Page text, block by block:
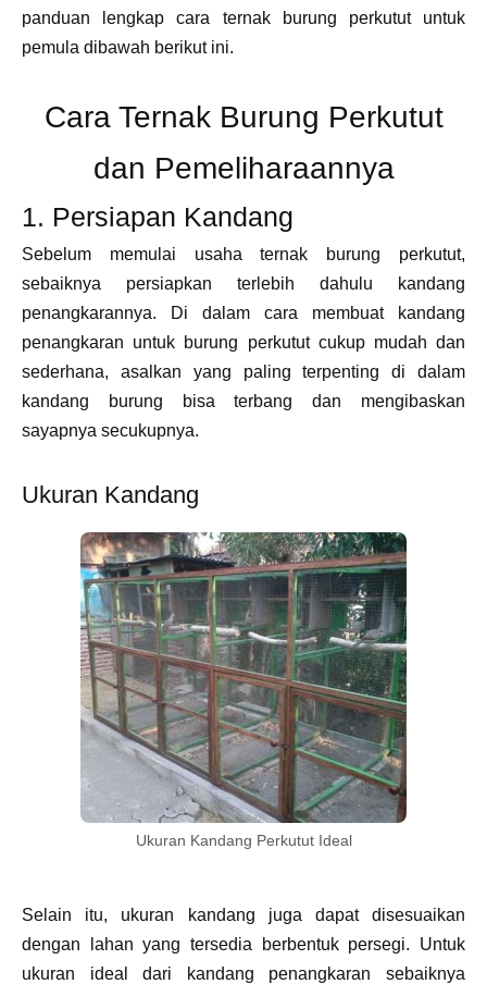
panduan lengkap cara ternak burung perkutut untuk
pemula dibawah berikut ini.
Cara Ternak Burung Perkutut
dan Pemeliharaannya
1. Persiapan Kandang
Sebelum memulai usaha ternak burung perkutut,
sebaiknya persiapkan terlebih dahulu kandang
penangkarannya. Di dalam cara membuat kandang
penangkaran untuk burung perkutut cukup mudah dan
sederhana, asalkan yang paling terpenting di dalam
kandang burung bisa terbang dan mengibaskan
sayapnya secukupnya.
Ukuran Kandang
Ukuran Kandang Perkutut Ideal
Selain itu, ukuran kandang juga dapat disesuaikan
dengan lahan yang tersedia berbentuk persegi. Untuk
ukuran ideal dari kandang penangkaran sebaiknya